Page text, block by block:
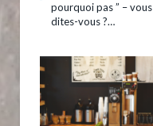
pourquoi pas ” – vous
dites-vous ?…